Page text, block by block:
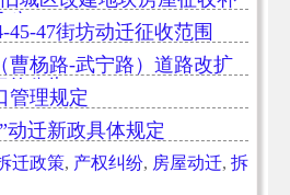
稿）
45-47街坊动迁征收范围
曹杨路-武宁路）道路改扩
估公告
管理规定
动迁新政具体规定
迁政策, 产权纠纷, 房屋动迁, 拆